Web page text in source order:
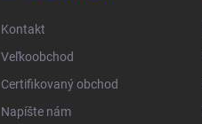
Kontakt
Veľkoobchod
Certifikovaný obchod
Napíšte nám